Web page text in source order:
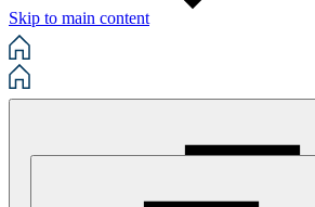
Skip to main content